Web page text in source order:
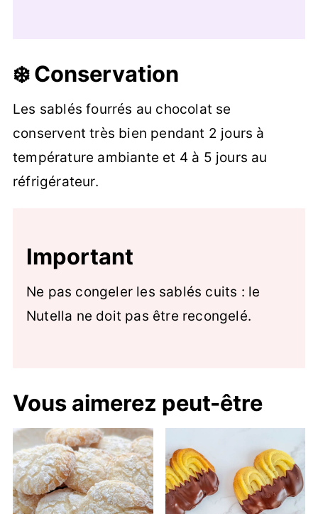
❄️ Conservation
Les sablés fourrés au chocolat se
conservent très bien pendant 2 jours à
température ambiante et 4 à 5 jours au
réfrigérateur.
Important
Ne pas congeler les sablés cuits : le
Nutella ne doit pas être recongelé.
Vous aimerez peut-être